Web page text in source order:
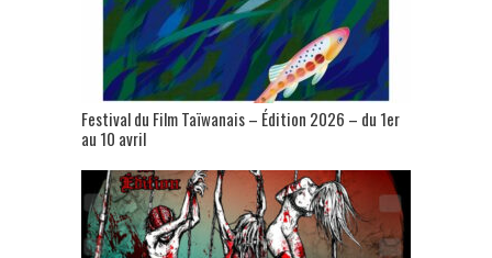
Festival du Film Taïwanais – Édition 2026 – du 1er
au 10 avril